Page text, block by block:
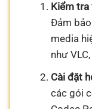
Kiểm tra
Đảm
media
như
Cài đặt
các gói